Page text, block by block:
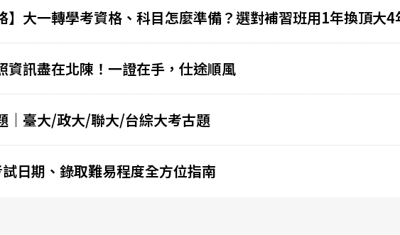
】大一轉學考資格、科目怎麼準備？選對補習班用1年換頂大4
資訊盡在北陳！一證在手，仕途順風
｜臺大/政大/聯大/台綜大考古題
日期、錄取難易程度全方位指南